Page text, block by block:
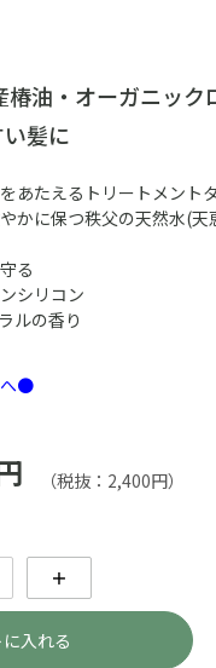
椿油・オーガニック
髪に
あたえるトリートメント
かに保つ秩父の天然水(天
る
シリコン
ルの香り
へ●
（税抜：2,400円）
＋
入れる